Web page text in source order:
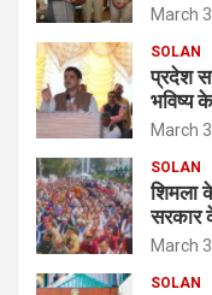
March
SOLAN
प्रदेश
भविष्य
March
SOLAN
शिमला
सरकार
March
SOLAN